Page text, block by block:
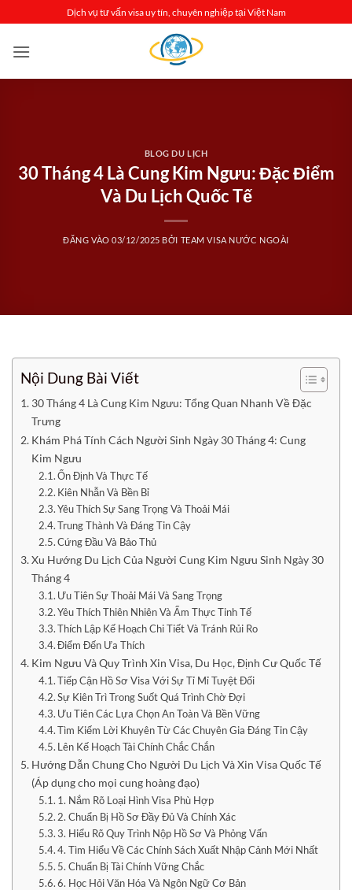
qua
nội
Dịch vụ tư vấn visa uy tín, chuyên nghiệp tại Việt Nam
BLOG DU LỊCH
30 Tháng 4 Là Cung Kim Ngưu: Đặc Điểm
Và Du Lịch Quốc Tế
ĐĂNG VÀO03/12/2025 BỞI TEAM VISA NƯỚC NGOÀI
Nội Dung Bài Viết
30 Tháng 4 Là Cung Kim Ngưu: Tổng Quan Nhanh Về Đặc
Trưng
Khám Phá Tính Cách Người Sinh Ngày 30 Tháng 4: Cung
Kim Ngưu
Ổn Định Và Thực Tế
Kiên Nhẫn Và Bền Bỉ
Yêu Thích Sự Sang Trọng Và Thoải Mái
Trung Thành Và Đáng Tin Cậy
Cứng Đầu Và Bảo Thủ
Xu Hướng Du Lịch Của Người Cung Kim Ngưu Sinh Ngày 30
Tháng 4
Ưu Tiên Sự Thoải Mái Và Sang Trọng
Yêu Thích Thiên Nhiên Và Ẩm Thực Tinh Tế
Thích Lập Kế Hoạch Chi Tiết Và Tránh Rủi Ro
Điểm Đến Ưa Thích
Kim Ngưu Và Quy Trình Xin Visa, Du Học, Định Cư Quốc Tế
Tiếp Cận Hồ Sơ Visa Với Sự Tỉ Mỉ Tuyệt Đối
Sự Kiên Trì Trong Suốt Quá Trình Chờ Đợi
Ưu Tiên Các Lựa Chọn An Toàn Và Bền Vững
Tìm Kiếm Lời Khuyên Từ Các Chuyên Gia Đáng Tin Cậy
Lên Kế Hoạch Tài Chính Chắc Chắn
Hướng Dẫn Chung Cho Người Du Lịch Và Xin Visa Quốc Tế
(Áp dụng cho mọi cung hoàng đạo)
1. Nắm Rõ Loại Hình Visa Phù Hợp
2. Chuẩn Bị Hồ Sơ Đầy Đủ Và Chính Xác
3. Hiểu Rõ Quy Trình Nộp Hồ Sơ Và Phỏng Vấn
4. Tìm Hiểu Về Các Chính Sách Xuất Nhập Cảnh Mới Nhất
5. Chuẩn Bị Tài Chính Vững Chắc
6. Học Hỏi Văn Hóa Và Ngôn Ngữ Cơ Bản